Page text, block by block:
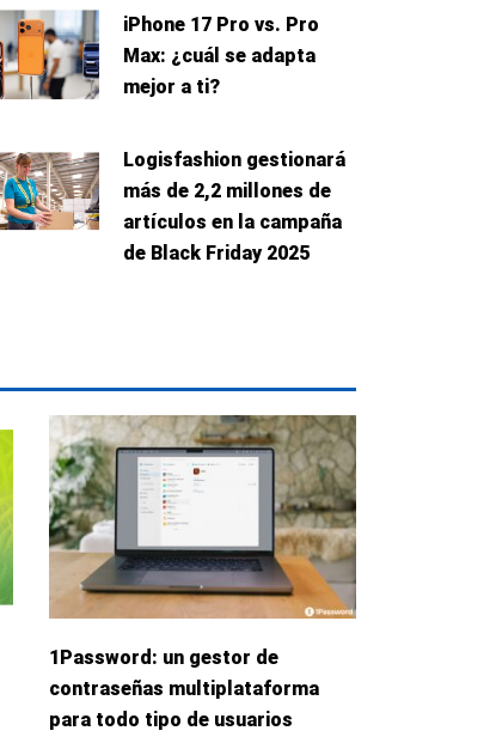
iPhone 17 Pro vs. Pro
Max: ¿cuál se adapta
mejor a ti?
Logisfashion gestionará
más de 2,2 millones de
artículos en la campaña
de Black Friday 2025
1Password: un gestor de
contraseñas multiplataforma
para todo tipo de usuarios